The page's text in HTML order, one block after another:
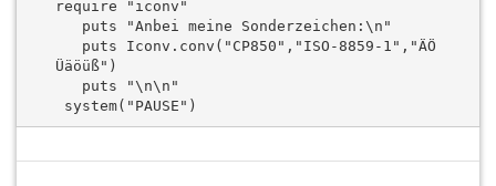
require "iconv"
Üäöüß")